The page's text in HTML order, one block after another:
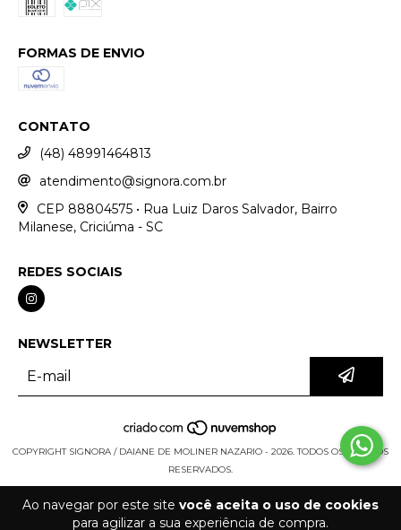
Ao navegar por este site você aceita o uso de cookies
para agilizar a sua experiência de compra.
FORMAS DE ENVIO
CONTATO
(48) 48991464813
atendimento@signora.com.br
CEP 88804575 • Rua Luiz Daros Salvador, Bairro
Milanese, Criciúma - SC
REDES SOCIAIS
NEWSLETTER
COPYRIGHT SIGNORA / DAIANE DE MOLINER NAZARIO - 2026. TODOS OS DIREITOS
RESERVADOS.